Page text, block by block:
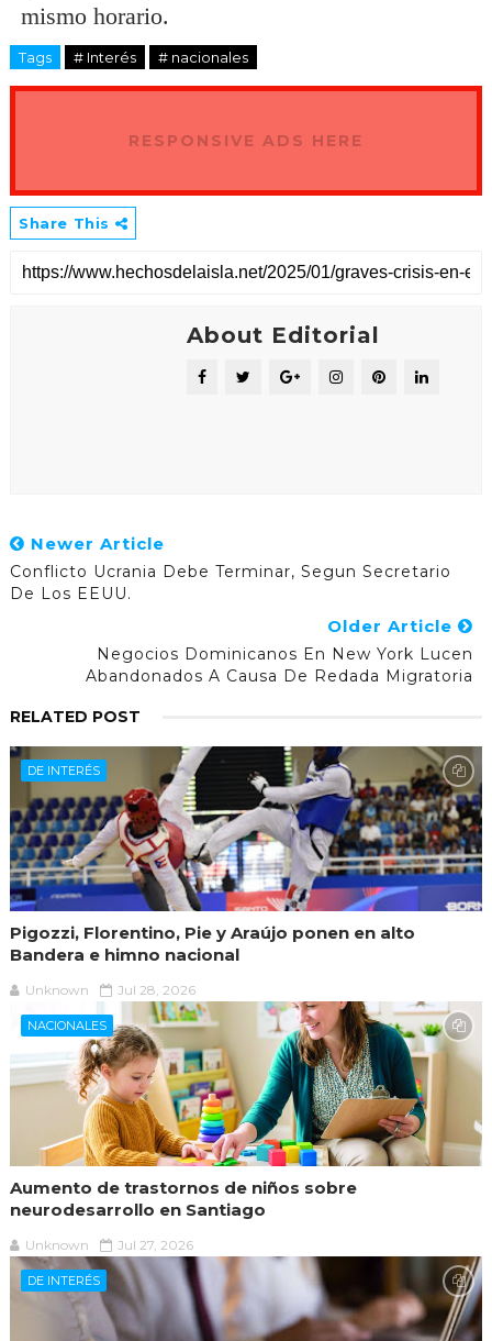
mismo horario.
Tags # Interés # nacionales
RESPONSIVE ADS HERE
Share This
About Editorial
Newer Article
Conflicto Ucrania Debe Terminar, Segun Secretario
De Los EEUU.
Older Article
Negocios Dominicanos En New York Lucen
Abandonados A Causa De Redada Migratoria
RELATED POST
DE INTERÉS
Pigozzi, Florentino, Pie y Araújo ponen en alto
Bandera e himno nacional
Unknown Jul 28, 2026
NACIONALES
Aumento de trastornos de niños sobre
neurodesarrollo en Santiago
Unknown Jul 27, 2026
DE INTERÉS